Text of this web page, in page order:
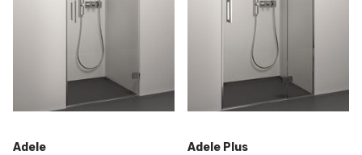
Adele Adele Plus